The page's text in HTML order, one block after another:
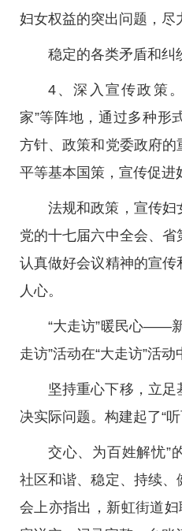
妇女权益的突出问题，尽
稳定的各类矛盾和纠
4、深入宣传政策
家”等阵地，通过多种形
方针、政策和党委政府
平等基本国策，宣传促进
法规和政策，宣传妇
党的十七届六中全会、
认真做好会议精神的宣传
人心。
“大走访”暖民心——
走访”活动在“大走访”活
坚持重心下移，立
决实际问题。构建起了“
交心、为百姓解忧”
社区和谐、稳定、持续
会上亦指出，新虹街道妇